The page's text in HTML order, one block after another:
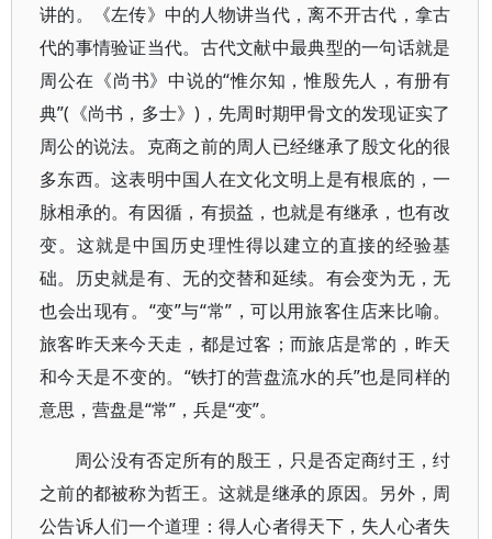
讲的。《左传》中的人物讲当代，离不开古代，拿古
代的事情验证当代。古代文献中最典型的一句话就是
周公在《尚书》中说的“惟尔知，惟殷先人，有册有
典”(《尚书，多士》)，先周时期甲骨文的发现证实了
周公的说法。克商之前的周人已经继承了殷文化的很
多东西。这表明中国人在文化文明上是有根底的，一
脉相承的。有因循，有损益，也就是有继承，也有改
变。这就是中国历史理性得以建立的直接的经验基
础。历史就是有、无的交替和延续。有会变为无，无
也会出现有。“变”与“常”，可以用旅客住店来比喻。
旅客昨天来今天走，都是过客；而旅店是常的，昨天
和今天是不变的。“铁打的营盘流水的兵”也是同样的
意思，营盘是“常”，兵是“变”。
周公没有否定所有的殷王，只是否定商纣王，纣
之前的都被称为哲王。这就是继承的原因。另外，周
公告诉人们一个道理：得人心者得天下，失人心者失